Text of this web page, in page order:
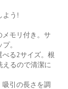
よう!
モリ付き。サ
。
る2サイズ。根
えるので清潔に
引の長さを調